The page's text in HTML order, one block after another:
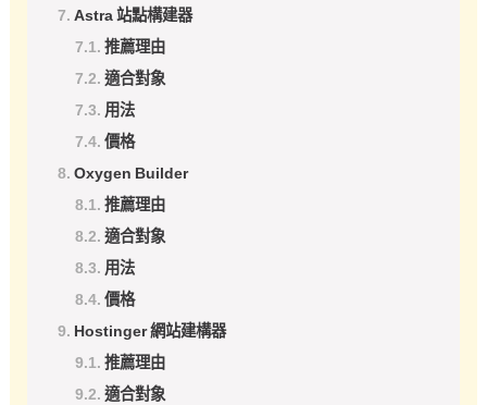
Astra 站點構建器
推薦理由
適合對象
用法
價格
Oxygen Builder
推薦理由
適合對象
用法
價格
Hostinger 網站建構器
推薦理由
適合對象